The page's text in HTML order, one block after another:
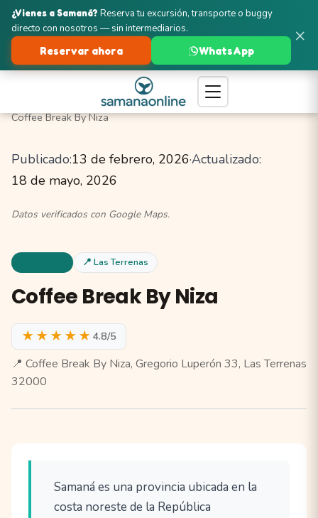
Turismo en Samaná Las Terrenas
Cafeterías
Coffee Break By Niza
Publicado:13 de febrero, 2026·Actualizado:
18 de mayo, 2026
Datos verificados con Google Maps.
📍 Las Terrenas
Coffee Break By Niza
★★★★★ 4.8/5
📍 Coffee Break By Niza, Gregorio Luperón 33, Las Terrenas
32000
Samaná es una provincia ubicada en la
costa noreste de la República
×
¿Vienes a Samaná? Reserva tu excursión, transporte o buggy
directo con nosotros — sin intermediarios.
Reservar ahora WhatsApp